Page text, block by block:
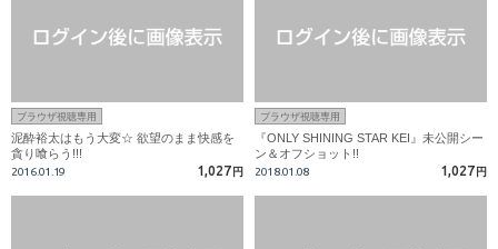
ブラウザ視聴専用
泥酔裕太はもう大変☆ 欲望のまま快感を
貪り喰らう!!!
2016.01.19 1,027 円
ブラウザ視聴専用
『ONLY SHINING STAR KEI』未公開シー
ン＆オフショット!!
2018.01.08 1,027 円